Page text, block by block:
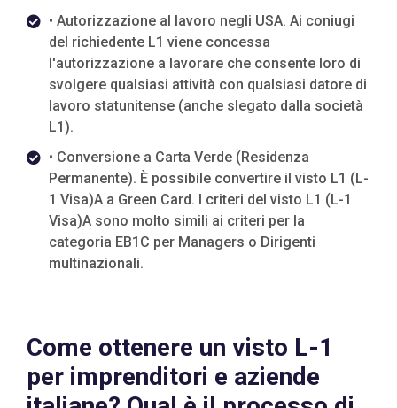
• Autorizzazione al lavoro negli USA. Ai coniugi
del richiedente L1 viene concessa
l'autorizzazione a lavorare che consente loro di
svolgere qualsiasi attività con qualsiasi datore di
lavoro statunitense (anche slegato dalla società
L1).
• Conversione a Carta Verde (Residenza
Permanente). È possibile convertire il visto L1 (L-
1 Visa)A a Green Card. I criteri del visto L1 (L-1
Visa)A sono molto simili ai criteri per la
categoria EB1C per Managers o Dirigenti
multinazionali.
Come ottenere un visto L-1
per imprenditori e aziende